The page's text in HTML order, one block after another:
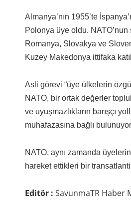
Almanya’nın 1955’te
Polonya üye oldu.
Romanya, Slovakya ve
Kuzey Makedonya ittifaka
Asli görevi “üye ülkelerin
NATO, bir ortak değerler
ve uyuşmazlıkların barışçı
muhafazasına bağlı
NATO, aynı zamanda
hareket ettikleri bir
Editör : SavunmaTR Haber